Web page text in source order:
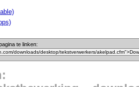
te linken: